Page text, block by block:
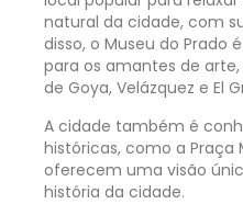
natural da cidade, com
disso, o Museu do Prado
para os amantes de
de Goya, Velázquez e El
A cidade também é
históricas, como a Praça
oferecem uma visão
história da cidade.